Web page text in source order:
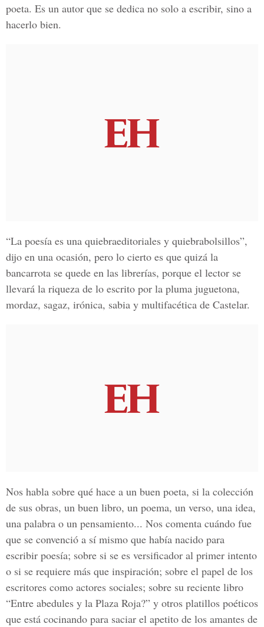
poeta. Es un autor que se dedica no solo a escribir, sino a
hacerlo bien.
“La poesía es una quiebraeditoriales y quiebrabolsillos”,
dijo en una ocasión, pero lo cierto es que quizá la
bancarrota se quede en las librerías, porque el lector se
llevará la riqueza de lo escrito por la pluma juguetona,
mordaz, sagaz, irónica, sabia y multifacética de Castelar.
Nos habla sobre qué hace a un buen poeta, si la colección
de sus obras, un buen libro, un poema, un verso, una idea,
una palabra o un pensamiento... Nos comenta cuándo fue
que se convenció a sí mismo que había nacido para
escribir poesía; sobre si se es versificador al primer intento
o si se requiere más que inspiración; sobre el papel de los
escritores como actores sociales; sobre su reciente libro
“Entre abedules y la Plaza Roja?” y otros platillos poéticos
que está cocinando para saciar el apetito de los amantes de